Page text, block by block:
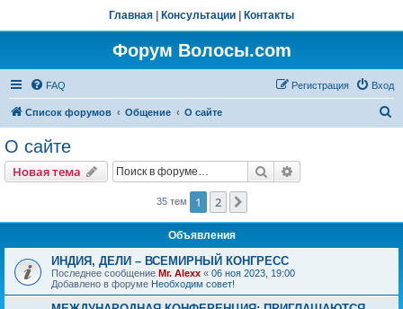
Главная Консультации Контакты
Форум Волосы.com
FAQ Вход
Регистрация
Список форумов Общение О сайте
О сайте
Новая тема Поиск
35 тем 1 2
Объявления
ИНДИЯ, ДЕЛИ – ВСЕМИРНЫЙ КОНГРЕСС
Последнее сообщение Mr. Alexx « 06 ноя 2023, 19:00
Добавлено в форуме Необходим совет!